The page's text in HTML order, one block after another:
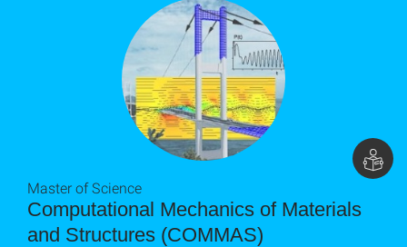
Computational Mecha­nics of Mate­rials
and Struc­tures (COMMAS)
Master of Science